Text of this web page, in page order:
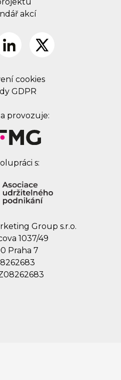
akcí
cookies
GDPR
provozuje:
s:
Group s.r.o.
1037/49
Praha 7